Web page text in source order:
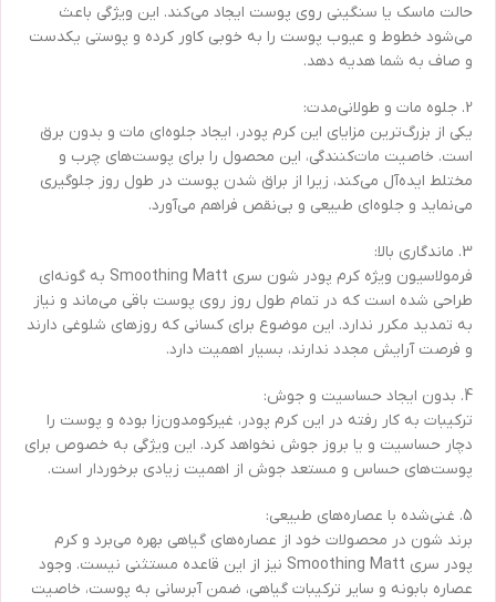
حالت ماسک یا سنگینی روی پوست ایجاد می‌کند. این ویژگی باعث
می‌شود خطوط و عیوب پوست را به خوبی کاور کرده و پوستی یکدست
و صاف به شما هدیه دهد.
2. جلوه مات و طولانی‌مدت:
یکی از بزرگ‌ترین مزایای این کرم پودر، ایجاد جلوه‌ای مات و بدون برق
است. خاصیت مات‌کنندگی، این محصول را برای پوست‌های چرب و
مختلط ایده‌آل می‌کند، زیرا از براق شدن پوست در طول روز جلوگیری
می‌نماید و جلوه‌ای طبیعی و بی‌نقص فراهم می‌آورد.
3. ماندگاری بالا:
فرمولاسیون ویژه کرم پودر شون سری Smoothing Matt به گونه‌ای
طراحی شده است که در تمام طول روز روی پوست باقی می‌ماند و نیاز
به تمدید مکرر ندارد. این موضوع برای کسانی که روزهای شلوغی دارند
و فرصت آرایش مجدد ندارند، بسیار اهمیت دارد.
4. بدون ایجاد حساسیت و جوش:
ترکیبات به کار رفته در این کرم پودر، غیرکومدون‌زا بوده و پوست را
دچار حساسیت و یا بروز جوش نخواهد کرد. این ویژگی به خصوص برای
پوست‌های حساس و مستعد جوش از اهمیت زیادی برخوردار است.
5. غنی‌شده با عصاره‌های طبیعی:
برند شون در محصولات خود از عصاره‌های گیاهی بهره می‌برد و کرم
پودر سری Smoothing Matt نیز از این قاعده مستثنی نیست. وجود
عصاره بابونه و سایر ترکیبات گیاهی، ضمن آبرسانی به پوست، خاصیت